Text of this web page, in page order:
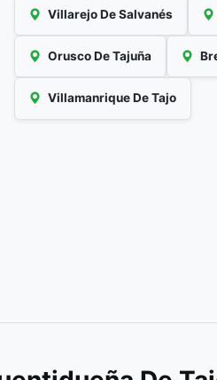
Villarejo De Salvanés
Orusco De Tajuña
Villamanrique De Tajo